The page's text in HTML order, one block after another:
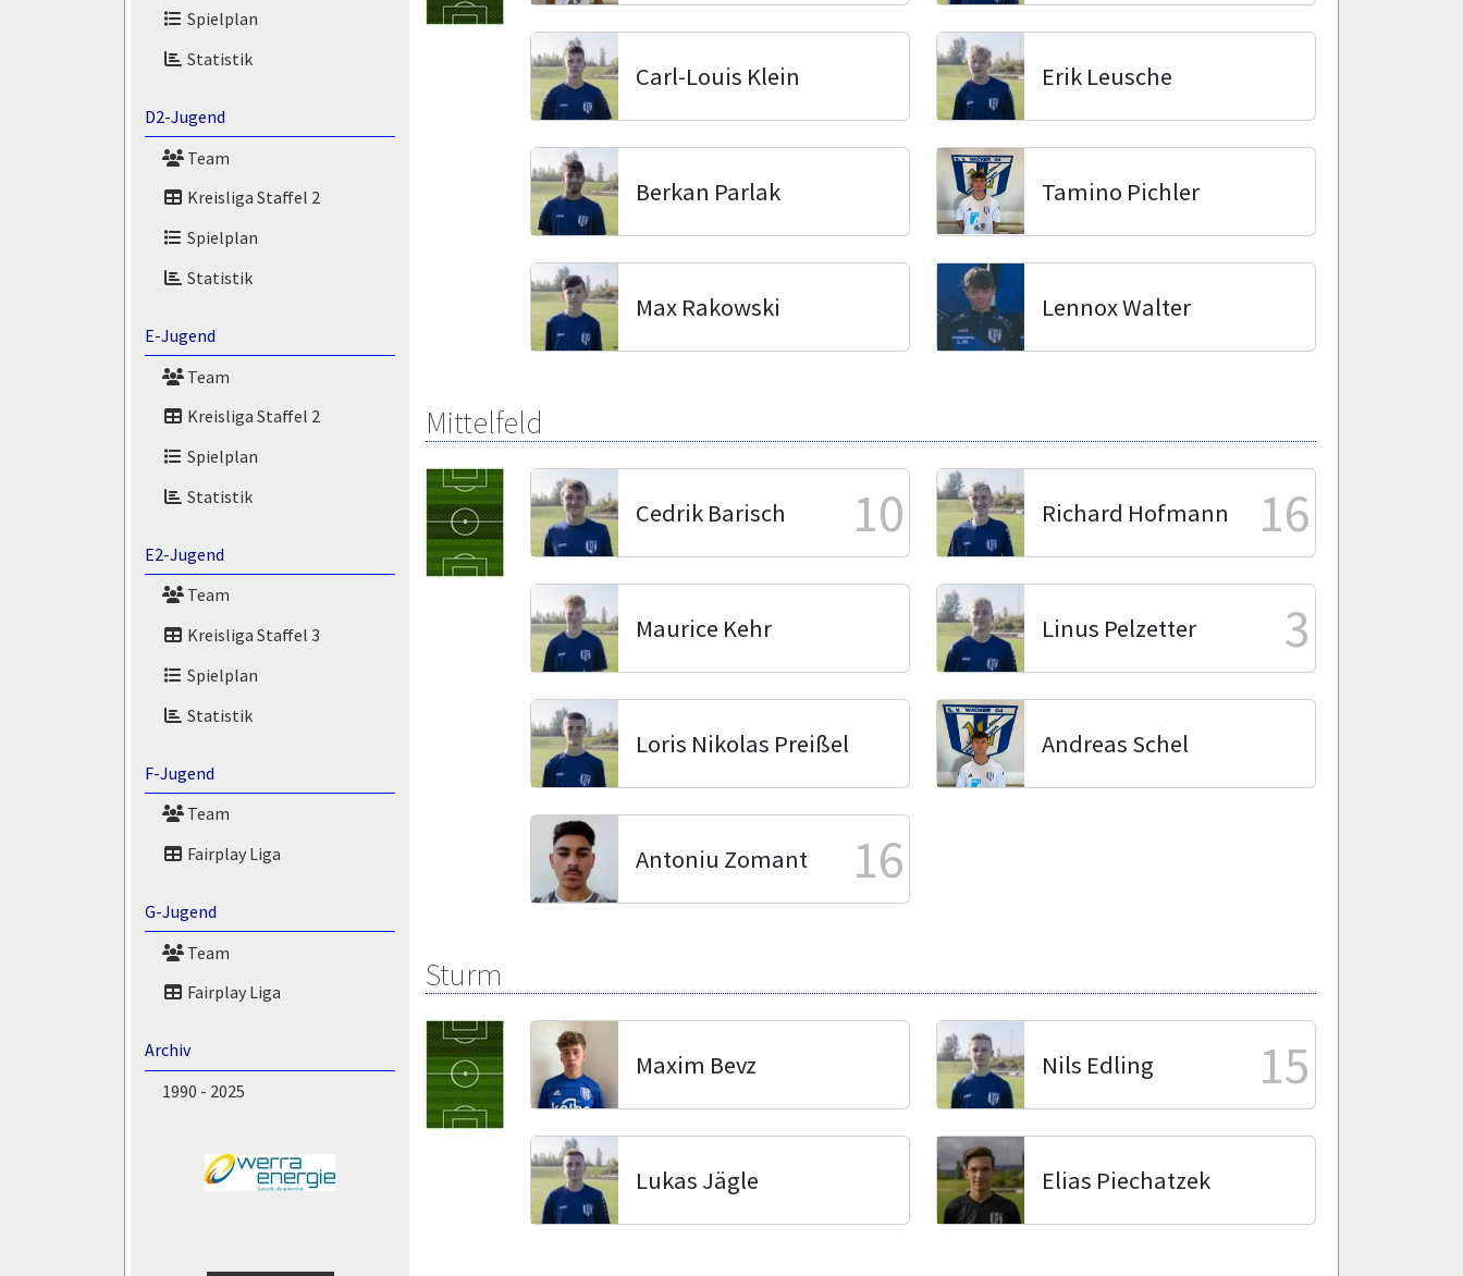
Spielplan
Statistik
D2-Jugend
Team
Kreisliga Staffel 2
Spielplan
Statistik
E-Jugend
Team
Kreisliga Staffel 2
Spielplan
Statistik
E2-Jugend
Team
Kreisliga Staffel 3
Spielplan
Statistik
F-Jugend
Team
Fairplay Liga
G-Jugend
Team
Fairplay Liga
Archiv
1990 - 2025
Carl-Louis Klein Erik Leusche
Berkan Parlak Tamino Pichler
Max Rakowski Lennox Walter
Mittelfeld
Cedrik Barisch 10 Richard Hofmann 16
Maurice Kehr Linus Pelzetter 3
Loris Nikolas Preißel Andreas Schel
Antoniu Zomant 16
Sturm
Maxim Bevz Nils Edling 15
Lukas Jägle Elias Piechatzek